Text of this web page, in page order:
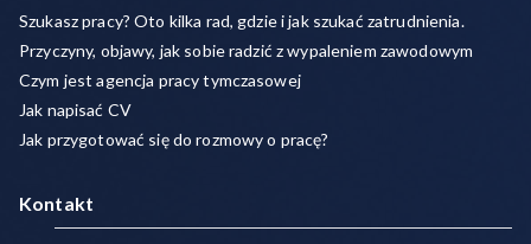
Szukasz pracy? Oto kilka rad, gdzie i jak szukać zatrudnienia.
Przyczyny, objawy, jak sobie radzić z wypaleniem zawodowym
Czym jest agencja pracy tymczasowej
Jak napisać CV
Jak przygotować się do rozmowy o pracę?
Kontakt